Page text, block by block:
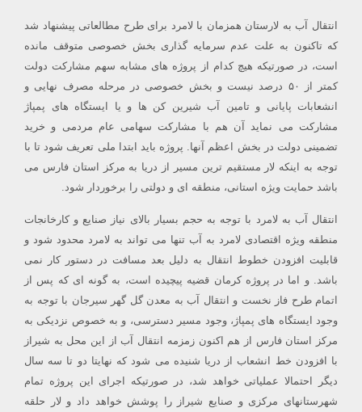
انتقال آب به لارستان همزمان با لامرد برای طرح مطالعاتی پیشنهاد شد
که تاکنون به علت عدم سرمایه گذاری بخش خصوصی متوقف مانده
است، در صورتیکه هیچ کدام از پروژه های مشابه سهم مشارکت دولت
کمتر از ۵۰ درصد نیست و بخش خصوصی در مرحله مصرف نهایی و
انشعابات پایانی و تامین آب شیرین کن ها و یا ایستگاه های پمپاژ
مشارکت می نماید آن هم با مشارکت سهامی عام مردمی و خرید
تضمینی دولت در بخش اعظم آنها. پروژه باید ابتدا ملی تعریف شود تا با
توجه به اینکه لار مستقیم ترین مسیر از دریا به مرکز استان فارس می
باشد حمایت ویژه استانی، منطقه ای و دولتی را برخوردار شود.
انتقال آب به لامرد با توجه به حجم بسیار بالای نیاز صنایع و کارخانجات
منطقه ویژه اقتصادی لامرد به آب تنها می تواند به لامرد محدود شود و
قابلیت افزودن خطوط انتقال به دلیل بعد مسافت در دستور کار نمی
باشد. و اما در پروژه کرمان قضیه پیچیده است، به گونه ای که پس از
اتمام طرح فاز نخست و انتقال آب به معدن گل گهر سیرجان با توجه به
وجود ایستگاه های پمپاژ، وجود مسیر دسترسی، و به خصوص نزدیکی به
مرکز استان فارس از هم اکنون زمزمه انتقال آب از این محل به شیراز
با افزودن خط انشعاب از دریا شنیده می شود که نهایتا دو تا سه سال
دیگر احتمالا عملیاتی خواهد شد، در صورتیکه اجرای این پروژه تمام
شهرستانهای مرکزی و صنایع شیراز را پوشش خواهد داد و لار حلقه